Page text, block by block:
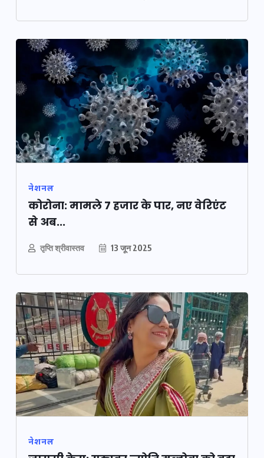
नेशनल
कोरोना: मामले 7 हजार के पार, नए वेरिएंट
से अब...
तृप्ति श्रीवास्तव 13 जून 2025
नेशनल